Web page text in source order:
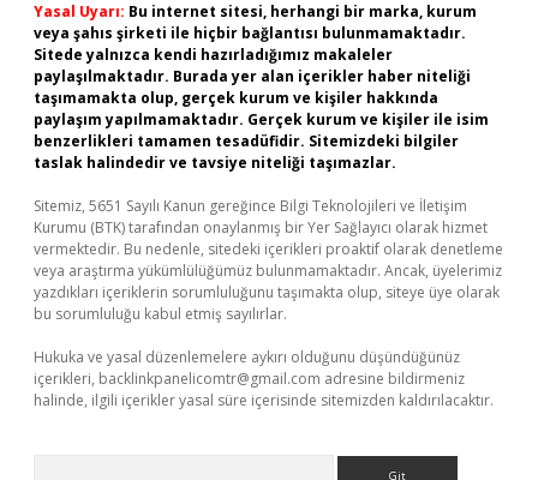
Yasal Uyarı: Bu internet sitesi, herhangi bir marka, kurum
veya şahıs şirketi ile hiçbir bağlantısı bulunmamaktadır.
Sitede yalnızca kendi hazırladığımız makaleler
paylaşılmaktadır. Burada yer alan içerikler haber niteliği
taşımamakta olup, gerçek kurum ve kişiler hakkında
paylaşım yapılmamaktadır. Gerçek kurum ve kişiler ile isim
benzerlikleri tamamen tesadüfidir. Sitemizdeki bilgiler
taslak halindedir ve tavsiye niteliği taşımazlar.
Sitemiz, 5651 Sayılı Kanun gereğince Bilgi Teknolojileri ve İletişim
Kurumu (BTK) tarafından onaylanmış bir Yer Sağlayıcı olarak hizmet
vermektedir. Bu nedenle, sitedeki içerikleri proaktif olarak denetleme
veya araştırma yükümlülüğümüz bulunmamaktadır. Ancak, üyelerimiz
yazdıkları içeriklerin sorumluluğunu taşımakta olup, siteye üye olarak
bu sorumluluğu kabul etmiş sayılırlar.
Hukuka ve yasal düzenlemelere aykırı olduğunu düşündüğünüz
içerikleri, backlinkpanelicomtr@gmail.com adresine bildirmeniz
halinde, ilgili içerikler yasal süre içerisinde sitemizden kaldırılacaktır.